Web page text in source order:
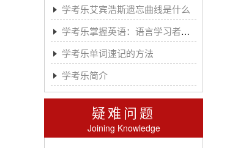
学考乐艾宾浩斯遗忘曲线是什么
学考乐掌握英语：语言学习者的有效方法
学考乐单词速记的方法
学考乐简介
疑难问题
Joining Knowledge